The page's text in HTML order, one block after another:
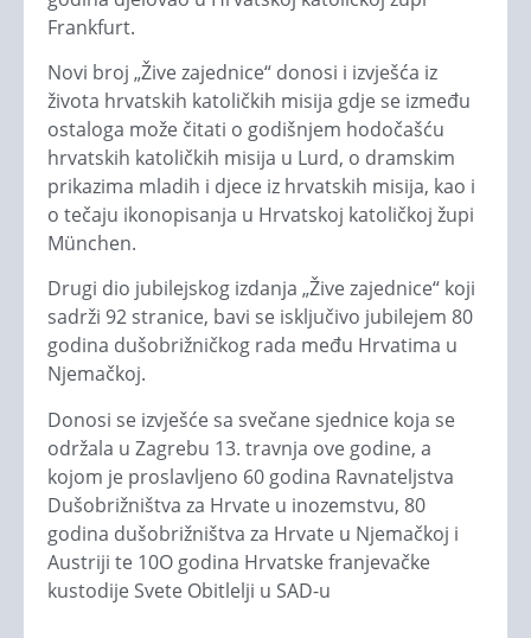
Frankfurt.
Novi broj „Žive zajednice“ donosi i izvješća iz
života hrvatskih katoličkih misija gdje se između
ostaloga može čitati o godišnjem hodočašću
hrvatskih katoličkih misija u Lurd, o dramskim
prikazima mladih i djece iz hrvatskih misija, kao i
o tečaju ikonopisanja u Hrvatskoj katoličkoj župi
München.
Drugi dio jubilejskog izdanja „Žive zajednice“ koji
sadrži 92 stranice, bavi se isključivo jubilejem 80
godina dušobrižničkog rada među Hrvatima u
Njemačkoj.
Donosi se izvješće sa svečane sjednice koja se
održala u Zagrebu 13. travnja ove godine, a
kojom je proslavljeno 60 godina Ravnateljstva
Dušobrižništva za Hrvate u inozemstvu, 80
godina dušobrižništva za Hrvate u Njemačkoj i
Austriji te 10O godina Hrvatske franjevačke
kustodije Svete Obitlelji u SAD-u